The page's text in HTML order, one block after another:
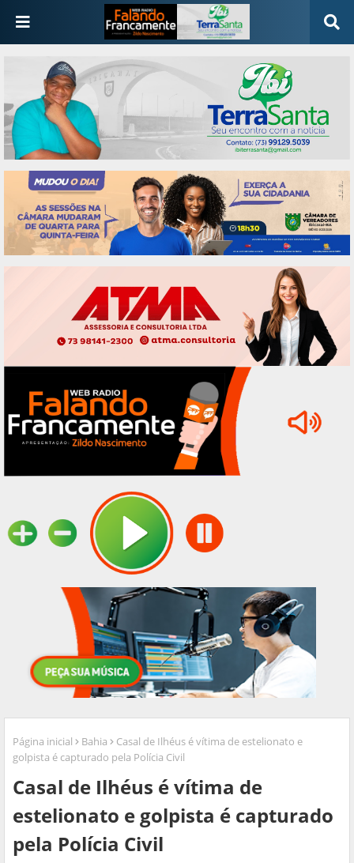
Página inicial Bahia
Casal de Ilhéus é vítima de estelionato e
golpista é capturado pela Polícia Civil
Casal de Ilhéus é vítima de
estelionato e golpista é capturado
pela Polícia Civil